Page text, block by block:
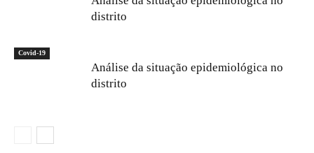
distrito
Covid-19
Análise da situação epidemiológica no
distrito